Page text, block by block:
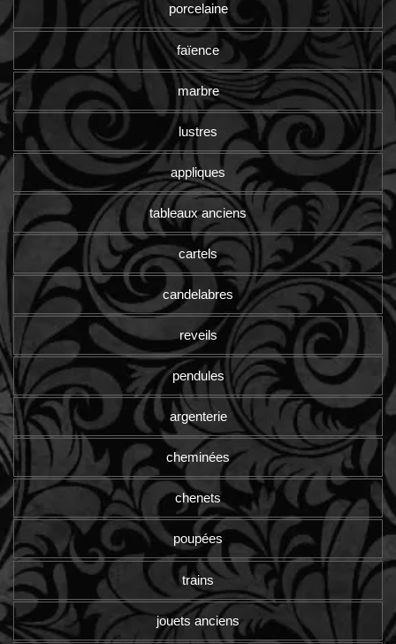
porcelaine
faïence
marbre
lustres
appliques
tableaux anciens
cartels
candelabres
reveils
pendules
argenterie
cheminées
chenets
poupées
trains
jouets anciens